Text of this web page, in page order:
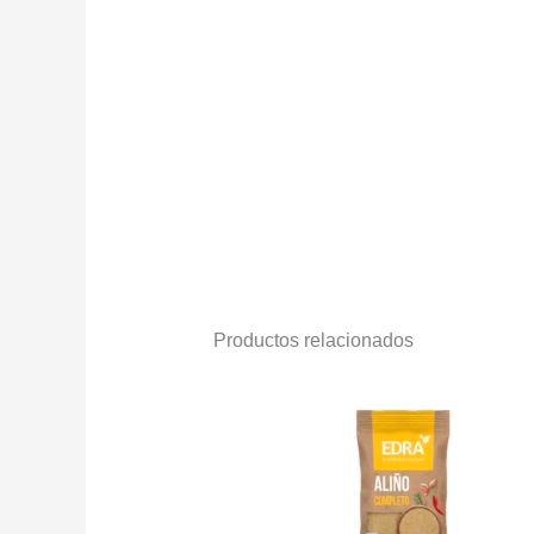
Productos relacionados